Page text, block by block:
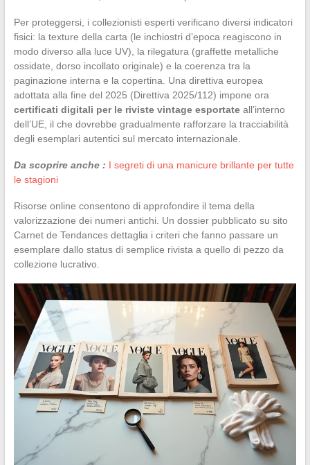
Per proteggersi, i collezionisti esperti verificano diversi indicatori
fisici: la texture della carta (le inchiostri d’epoca reagiscono in
modo diverso alla luce UV), la rilegatura (graffette metalliche
ossidate, dorso incollato originale) e la coerenza tra la
paginazione interna e la copertina. Una direttiva europea
adottata alla fine del 2025 (Direttiva 2025/112) impone ora
certificati digitali per le riviste vintage esportateall’interno
dell’UE, il che dovrebbe gradualmente rafforzare la tracciabilità
degli esemplari autentici sul mercato internazionale.
Da scoprire anche : I segreti di una manicure brillante per tutte
le stagioni
Risorse online consentono di approfondire il tema della
valorizzazione dei numeri antichi. Un dossier pubblicato su sito
Carnet de Tendances dettaglia i criteri che fanno passare un
esemplare dallo status di semplice rivista a quello di pezzo da
collezione lucrativo.